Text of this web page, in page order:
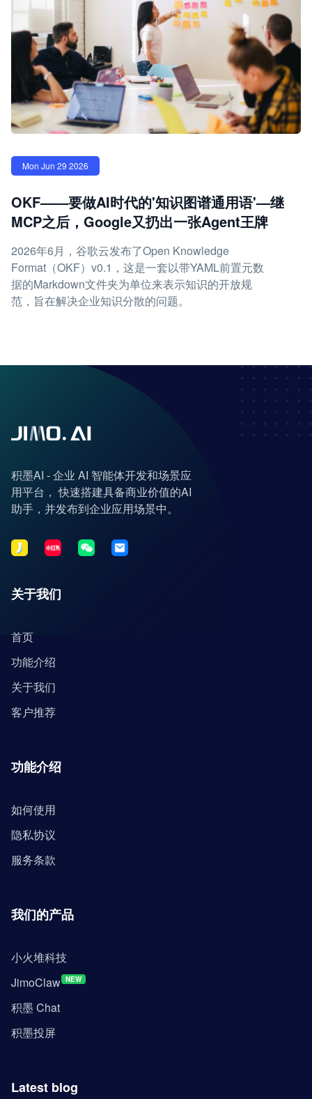
Mon Jun 29 2026
OKF——要做AI时代的'知识图谱通用语'—继
MCP之后，Google又扔出一张Agent王牌
2026年6月，谷歌云发布了Open Knowledge
Format（OKF）v0.1，这是一套以带YAML前置元数
据的Markdown文件夹为单位来表示知识的开放规
范，旨在解决企业知识分散的问题。
积墨AI - 企业 AI 智能体开发和场景应
用平台， 快速搭建具备商业价值的AI
助手，并发布到企业应用场景中。
关于我们
首页
功能介绍
关于我们
客户推荐
功能介绍
如何使用
隐私协议
服务条款
我们的产品
小火堆科技
JimoClaw NEW
积墨 Chat
积墨投屏
Latest blog